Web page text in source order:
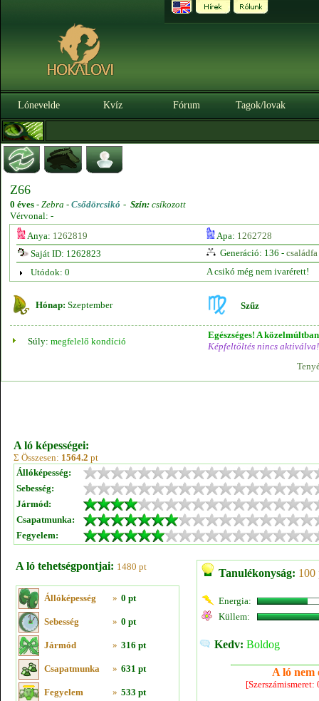
Lónevelde Kvíz Fórum Tagok/lovak
Z66
0 éves - Zebra - Csődörcsikó - Szín: csíkozott
Vérvonal: -
Anya: 1262819 Apa: 1262728
Saját ID: 1262823
Generáció: 136 - családfa
Utódok: 0
A csikó még nem ivarérett!
Hónap: Szeptember Szűz
Súly: megfelelő kondíció
Egészséges! A
Képfeltöltés nincs aktiválva!
A ló képességei:
Σ Összesen: 1564.2 pt
Állóképesség:
Sebesség:
Jármód:
Csapatmunka:
Fegyelem:
A ló tehetségpontjai: 1480 pt
Állóképesség » 0 pt
Sebesség » 0 pt
Jármód » 316 pt
Csapatmunka » 631 pt
Fegyelem » 533 pt
Tanulékonyság: 100
Energia:
Küllem:
Kedv: Boldog
A ló nem